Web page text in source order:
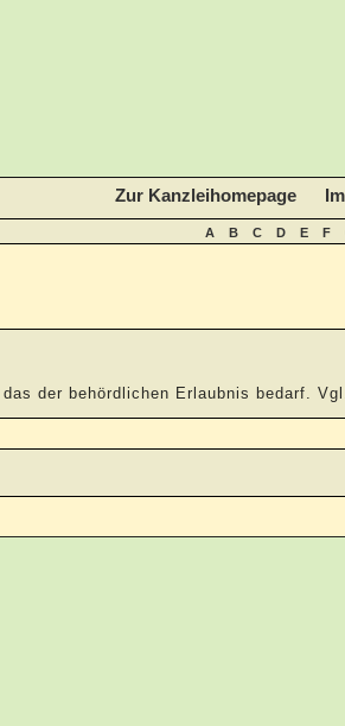
Zur Kanzleihomepage
A B C D E F
der behördlichen Erlaubnis bedarf.